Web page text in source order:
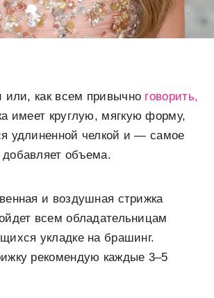
или, как всем привычно говорить,
имеет круглую, мягкую форму,
удлиненной челкой и — самое
объема.
и воздушная стрижка
всем обладательницам
укладке на брашинг.
рекомендую каждые 3–5